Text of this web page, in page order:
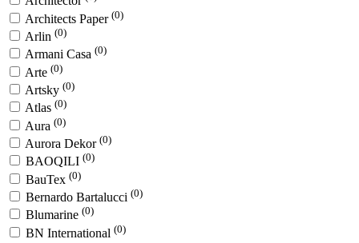
Architects Paper (0)
Arlin (0)
Armani Casa (0)
Arte (0)
Artsky (0)
Atlas (0)
Aura (0)
Aurora Dekor (0)
BAOQILI (0)
BauTex (0)
Bernardo Bartalucci (0)
Blumarine (0)
BN International (0)